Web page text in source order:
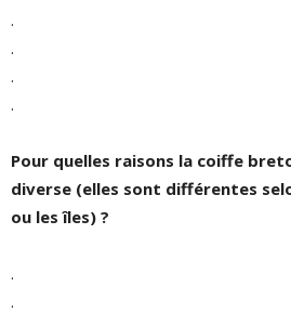
.
.
.
.
Pour quelles raisons la coiffe
diverse (elles sont différentes
ou les îles) ?
.
.